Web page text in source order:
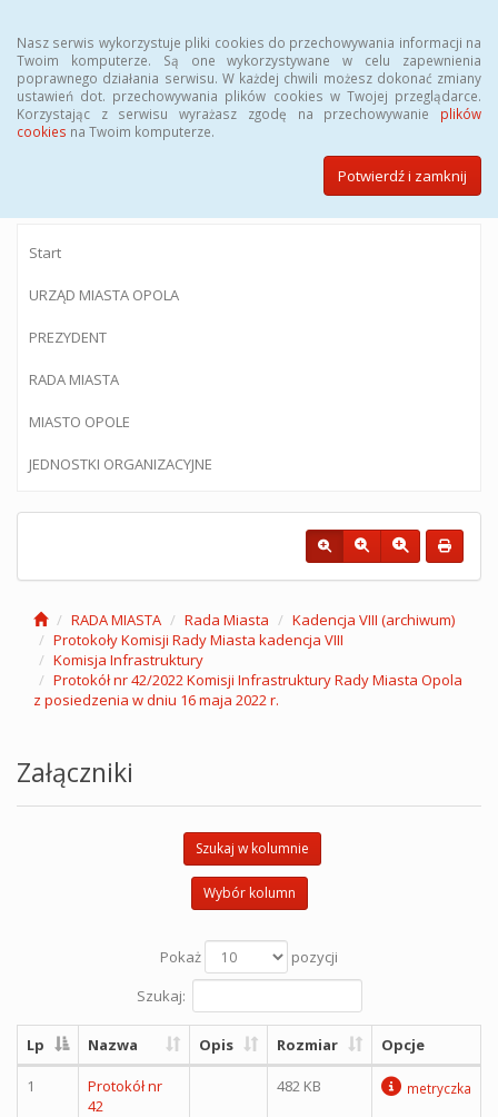
Nasz serwis wykorzystuje pliki cookies do przechowywania informacji na
Twoim komputerze. Są one wykorzystywane w celu zapewnienia
poprawnego działania serwisu. W każdej chwili możesz dokonać zmiany
ustawień dot. przechowywania plików cookies w Twojej przeglądarce.
Korzystając z serwisu wyrażasz zgodę na przechowywanie plików
cookies na Twoim komputerze.
Potwierdź i zamknij
BIULETYN INFORMACJI PUBLICZNEJ
Urzędu Miasta Opola
Start
URZĄD MIASTA OPOLA
PREZYDENT
RADA MIASTA
MIASTO OPOLE
JEDNOSTKI ORGANIZACYJNE
RADA MIASTA Rada Miasta
Kadencja VIII (archiwum)
Protokoły Komisji Rady Miasta kadencja VIII
Komisja Infrastruktury
Protokół nr 42/2022 Komisji Infrastruktury Rady Miasta Opola
z posiedzenia w dniu 16 maja 2022 r.
Załączniki
Szukaj w kolumnie
Wybór kolumn
Pokaż
pozycji
Szukaj:
Lp Nazwa Opis Rozmiar Opcje
1
Protokół nr
42
482 KB metryczka